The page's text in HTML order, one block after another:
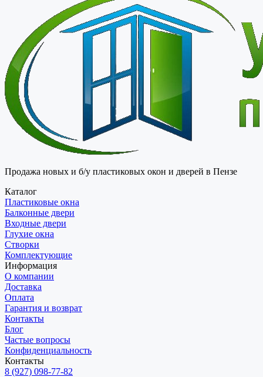
Продажа новых и б/у пластиковых окон и дверей в Пензе
Каталог
Пластиковые окна
Балконные двери
Входные двери
Глухие окна
Створки
Комплектующие
Информация
О компании
Доставка
Оплата
Гарантия и возврат
Контакты
Блог
Частые вопросы
Конфиденциальность
Контакты
8 (927) 098-77-82